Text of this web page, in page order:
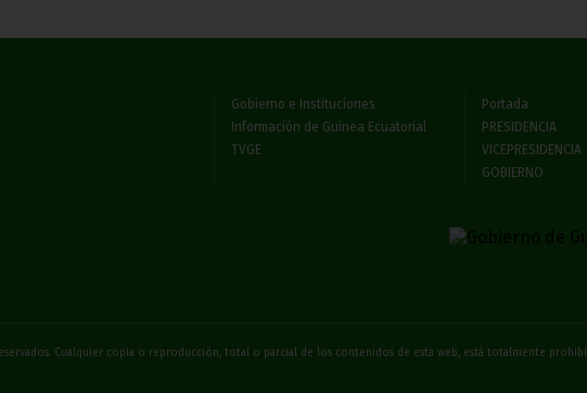
Gobierno e Instituciones
Información de Guinea Ecuatorial
TVGE
Portada
PRESIDENCIA
VICEPRESIDENCIA
GOBIERNO
Cualquier copia o reproducción, total o parcial de los contenidos de esta web, está totalmente